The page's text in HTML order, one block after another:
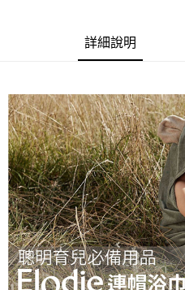
宅配 (離島)
每筆NT$280
詳細說明